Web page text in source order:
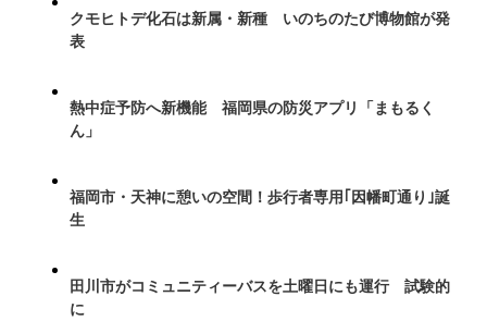
クモヒトデ化石は新属・新種 いのちのたび博物館が発
表
熱中症予防へ新機能 福岡県の防災アプリ「まもるく
ん」
福岡市・天神に憩いの空間！歩行者専用｢因幡町通り｣誕
生
田川市がコミュニティーバスを土曜日にも運行 試験的
に